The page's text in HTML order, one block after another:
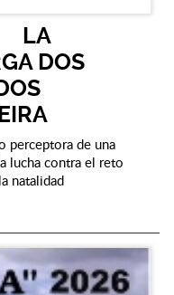
LA
DOS
perceptora de una
lucha contra el reto
natalidad